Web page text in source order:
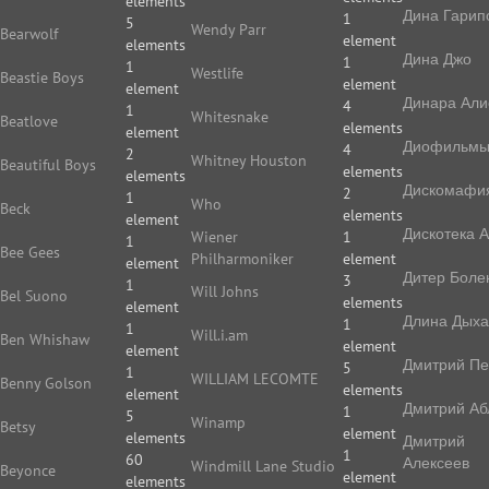
Bearwolf
5
elements
Beastie Boys
1
element
Beatlove
1
element
Beautiful Boys
2
elements
Beck
1
element
Bee Gees
1
element
Bel Suono
1
element
Ben Whishaw
1
element
Benny Golson
1
element
Betsy
5
elements
Beyonce
60
elements
Wendy Parr
1
element
Westlife
1
element
Whitesnake
4
elements
Whitney Houston
4
elements
Who
2
elements
Wiener
Philharmoniker
1
element
Will Johns
3
elements
Will.i.am
1
element
WILLIAM LECOMTE
5
elements
Winamp
1
element
Windmill Lane Studio
1
element
Дина
Дина Джо
Динара
Диофильмы
Дискотека
Дитер
Длина
Дмитрий
Дмитрий
Дмитрий
Алексеев